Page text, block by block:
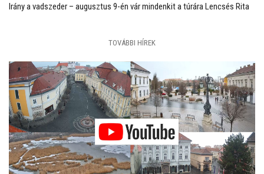
Irány a vadszeder – augusztus 9-én vár mindenkit a túrára Lencsés Rita
TOVÁBBI HÍREK